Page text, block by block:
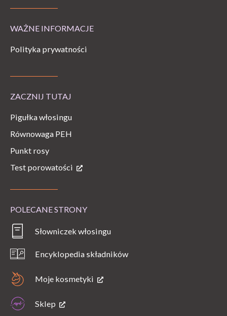
WAŻNE INFORMACJE
Polityka prywatności
ZACZNIJ TUTAJ
Pigułka włosingu
Równowaga PEH
Punkt rosy
Test porowatości
POLECANE STRONY
Słowniczek włosingu
Encyklopedia składników
Moje kosmetyki
Sklep